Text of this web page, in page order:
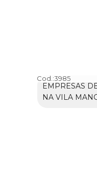
Cod.:3985
EMPRESAS
NA VILA